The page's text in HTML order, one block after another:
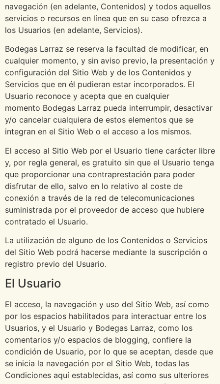
navegación (en adelante, Contenidos) y todos aquellos
servicios o recursos en línea que en su caso ofrezca a
los Usuarios (en adelante, Servicios).
Bodegas Larraz se reserva la facultad de modificar, en
cualquier momento, y sin aviso previo, la presentación y
configuración del Sitio Web y de los Contenidos y
Servicios que en él pudieran estar incorporados. El
Usuario reconoce y acepta que en cualquier
momento Bodegas Larraz pueda interrumpir, desactivar
y/o cancelar cualquiera de estos elementos que se
integran en el Sitio Web o el acceso a los mismos.
El acceso al Sitio Web por el Usuario tiene carácter libre
y, por regla general, es gratuito sin que el Usuario tenga
que proporcionar una contraprestación para poder
disfrutar de ello, salvo en lo relativo al coste de
conexión a través de la red de telecomunicaciones
suministrada por el proveedor de acceso que hubiere
contratado el Usuario.
La utilización de alguno de los Contenidos o Servicios
del Sitio Web podrá hacerse mediante la suscripción o
registro previo del Usuario.
El Usuario
El acceso, la navegación y uso del Sitio Web, así como
por los espacios habilitados para interactuar entre los
Usuarios, y el Usuario y Bodegas Larraz, como los
comentarios y/o espacios de blogging, confiere la
condición de Usuario, por lo que se aceptan, desde que
se inicia la navegación por el Sitio Web, todas las
Condiciones aquí establecidas, así como sus ulteriores